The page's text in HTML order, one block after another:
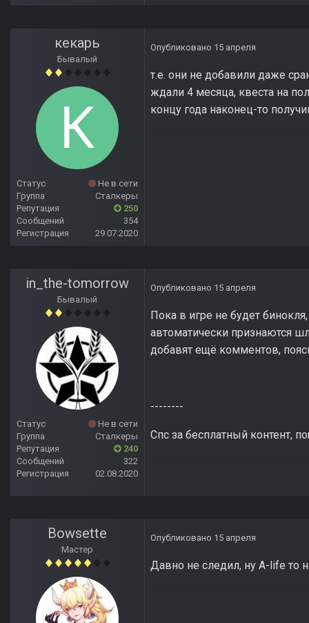
кекарь
Бывалый
Статус
Не в сети
Группа
Сталкеры
Репутация
250
Сообщений
354
Регистрация
29.07.2020
Опубликовано 15 апреля
т.е. они не добавили даже
ждали 4 месяца, квеста на
концу года наконец-то
in_the-tomorrow
Бывалый
Статус
Не в сети
Группа
Сталкеры
Репутация
240
Сообщений
322
Регистрация
02.08.2020
Опубликовано 15 апреля
Пока в игре не будет
автоматически признаются
добавят ещё комментов,
--------
Спс за бесплатный контент,
Bowsette
Мастер
Опубликовано 15 апреля
Давно не следил, ну A-life то